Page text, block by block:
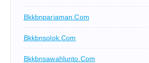
Bkkbnpariaman.com
Bkkbnsolok.com
Bkkbnsawahlunto.com